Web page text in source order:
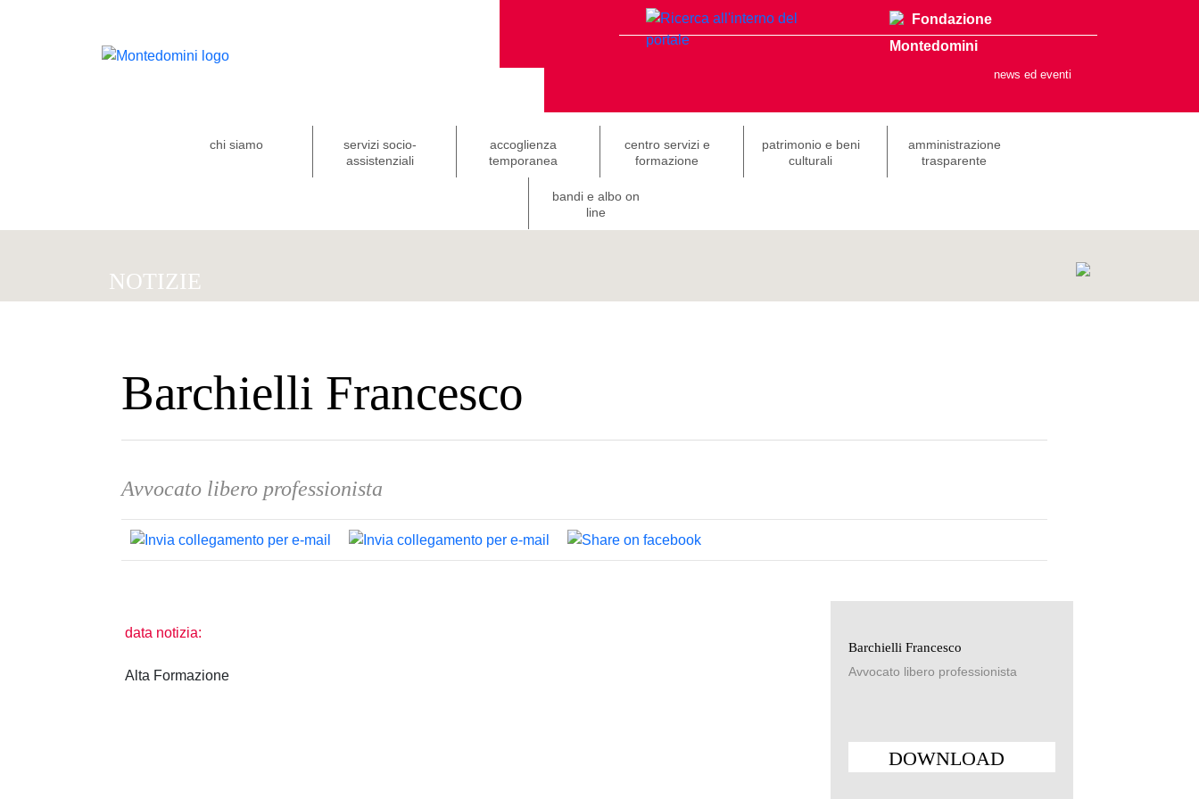
Fondazione
Montedomini
news ed eventi
chi siamo
servizi socio-
assistenziali
accoglienza
temporanea
centro servizi e
formazione
patrimonio e beni
culturali
amministrazione
trasparente
bandi e albo on
line
NOTIZIE
Barchielli Francesco
Avvocato libero professionista
data notizia:
Alta Formazione
Barchielli Francesco
Avvocato libero professionista
DOWNLOAD